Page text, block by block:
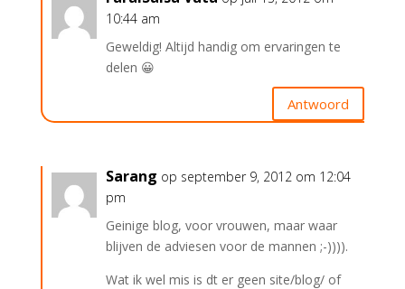
10:44 am
Geweldig! Altijd handig om ervaringen te
delen 😀
Antwoord
Sarang op september 9, 2012 om 12:04
pm
Geinige blog, voor vrouwen, maar waar
blijven de adviesen voor de mannen ;-)))).
Wat ik wel mis is dt er geen site/blog/ of